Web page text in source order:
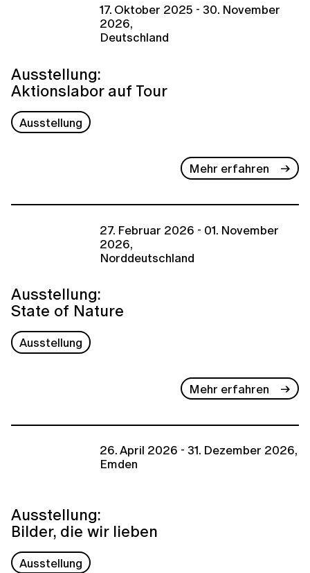
17. Oktober 2025 - 30. November
2026,
Deutschland
Ausstellung:
Aktionslabor auf Tour
Ausstellung
Mehr erfahren
27. Februar 2026 - 01. November
2026,
Norddeutschland
Ausstellung:
State of Nature
Ausstellung
Mehr erfahren
26. April 2026 - 31. Dezember 2026,
Emden
Ausstellung:
Bilder, die wir lieben
Ausstellung